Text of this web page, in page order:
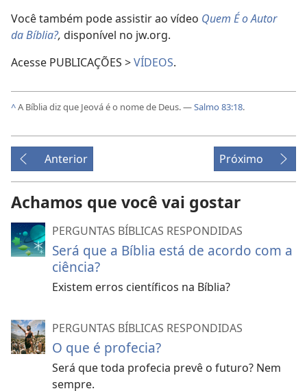
Você também pode assistir ao vídeo Quem É o Autor
da Bíblia?, disponível no jw.org.
Acesse PUBLICAÇÕES >VÍDEOS.
^A Bíblia diz que Jeová é o nome de Deus. —Salmo 83:18.
Anterior Próximo
Achamos que você vai gostar
PERGUNTAS BÍBLICAS RESPONDIDAS
Será que a Bíblia está de acordo com a
ciência?
Existem erros científicos na Bíblia?
PERGUNTAS BÍBLICAS RESPONDIDAS
O que é profecia?
Será que toda profecia prevê o futuro? Nem
sempre.